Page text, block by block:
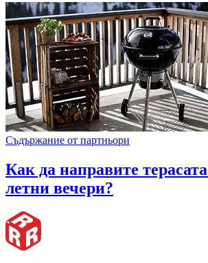
Съдържание от партньори
Как да направите
летни вечери?